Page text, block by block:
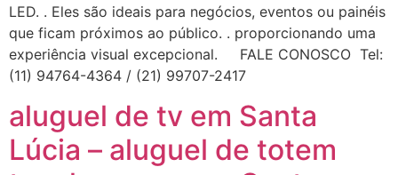
LED. . Eles são ideais para negócios, eventos ou painéis
que ficam próximos ao público. . proporcionando uma
experiência visual excepcional. FALE CONOSCO Tel:
(11) 94764-4364 / (21) 99707-2417
aluguel de tv em Santa
Lúcia – aluguel de totem